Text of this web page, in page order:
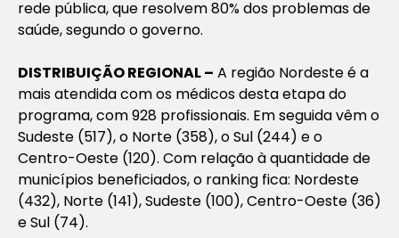
rede pública, que resolvem 80% dos problemas de
saúde, segundo o governo.
DISTRIBUIÇÃO REGIONAL – A região Nordeste é a
mais atendida com os médicos desta etapa do
programa, com 928 profissionais. Em seguida vêm o
Sudeste (517), o Norte (358), o Sul (244) e o
Centro-Oeste (120). Com relação à quantidade de
municípios beneficiados, o ranking fica: Nordeste
(432), Norte (141), Sudeste (100), Centro-Oeste (36)
e Sul (74).